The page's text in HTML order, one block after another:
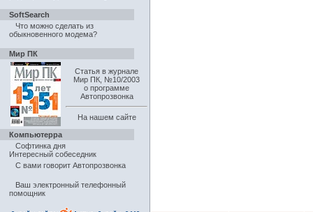
SoftSearch
Что можно сделать из
обыкновенного модема?
Мир ПК
Статья в журнале
Мир ПК, №10/2003
о программе
Автопрозвонка
На нашем сайте
Компьютерра
Софтинка дня
Интересный собеседник
С вами говорит Автопрозвонка
Ваш электронный телефонный
помощник